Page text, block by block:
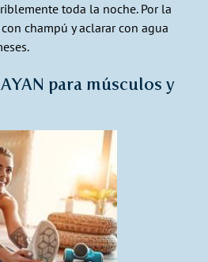
toda la noche. Por la
champú y aclarar con agua
para músculos y